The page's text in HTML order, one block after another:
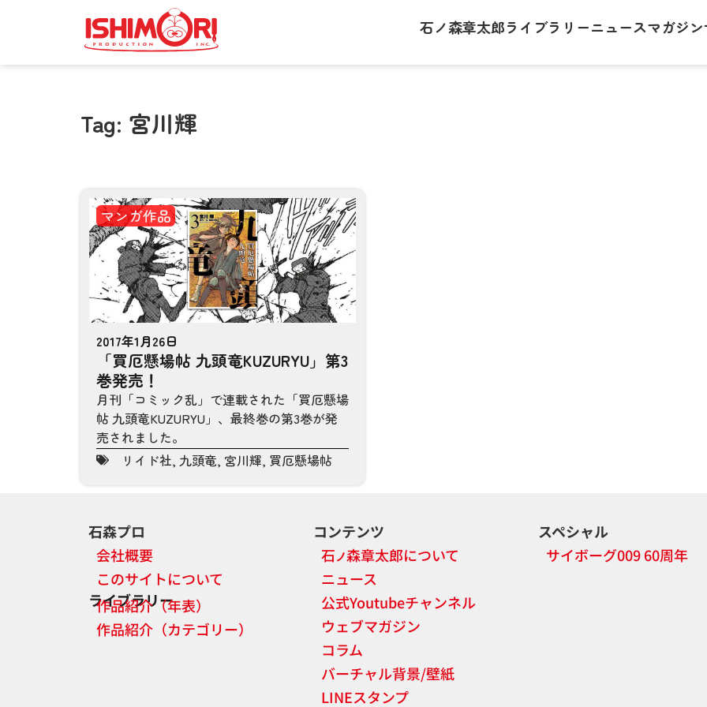
石ノ森章太郎ライブラリーニュースマガジン
Tag: 宮川輝
マンガ作品
2017年1月26日
「買厄懸場帖 九頭竜KUZURYU」第3
巻発売！
月刊「コミック乱」で連載された「買厄懸場
帖 九頭竜KUZURYU」、最終巻の第3巻が発
売されました。
リイド社, 九頭竜, 宮川輝, 買厄懸場帖
石森プロ
会社概要
このサイトについて
ライブラリー
作品紹介（年表）
作品紹介（カテゴリー）
コンテンツ
石ノ森章太郎について
ニュース
公式Youtubeチャンネル
ウェブマガジン
コラム
バーチャル背景/壁紙
LINEスタンプ
スペシャル
サイボーグ009 60周年